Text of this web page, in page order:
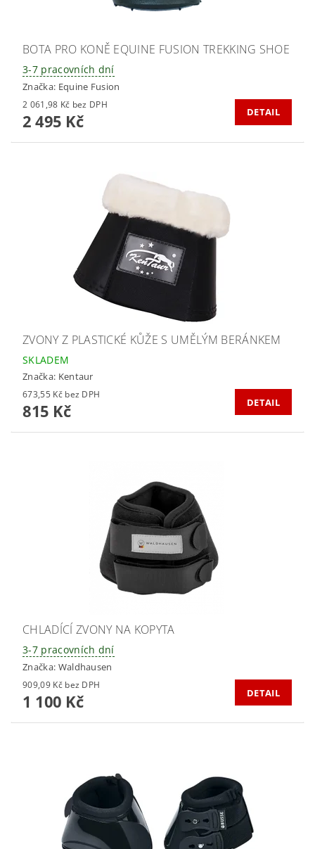
BOTA PRO KONĚ EQUINE FUSION TREKKING SHOE
3-7 pracovních dní
Značka: Equine Fusion
2 061,98 Kč bez DPH
2 495 Kč DETAIL
ZVONY Z PLASTICKÉ KŮŽE S UMĚLÝM BERÁNKEM
SKLADEM
Značka: Kentaur
673,55 Kč bez DPH
815 Kč DETAIL
CHLADÍCÍ ZVONY NA KOPYTA
3-7 pracovních dní
Značka: Waldhausen
909,09 Kč bez DPH
1 100 Kč DETAIL